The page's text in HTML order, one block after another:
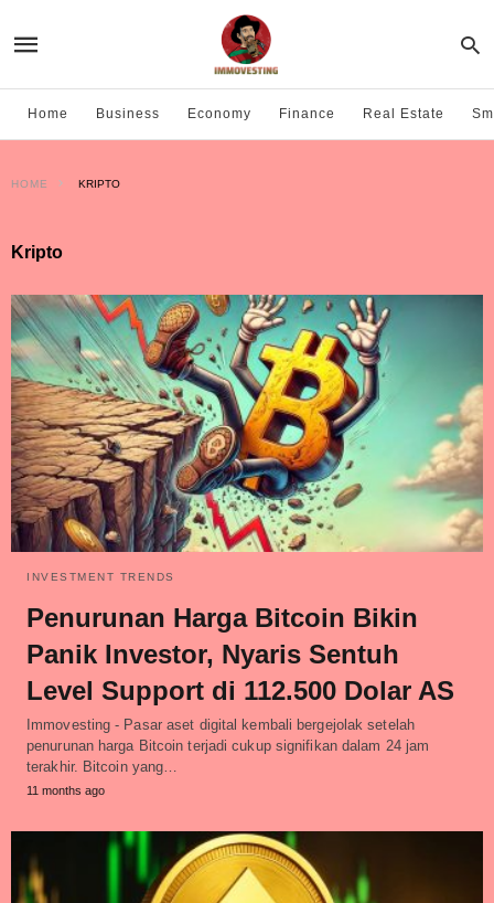
Home Business Economy Finance Real Estate
HOME KRIPTO
Kripto
INVESTMENT TRENDS
Penurunan Harga Bitcoin Bikin
Panik Investor, Nyaris Sentuh
Level Support di 112.500 Dolar AS
Immovesting - Pasar aset digital kembali bergejolak setelah
penurunan harga Bitcoin terjadi cukup signifikan dalam 24 jam
terakhir. Bitcoin yang…
11 months ago